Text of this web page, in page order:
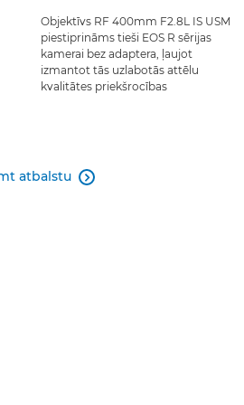
Objektīvs RF 400mm F2.8L IS USM
piestiprināms tieši EOS R sērijas
kamerai bez adaptera, ļaujot
izmantot tās uzlabotās attēlu
kvalitātes priekšrocības
atbalstu 